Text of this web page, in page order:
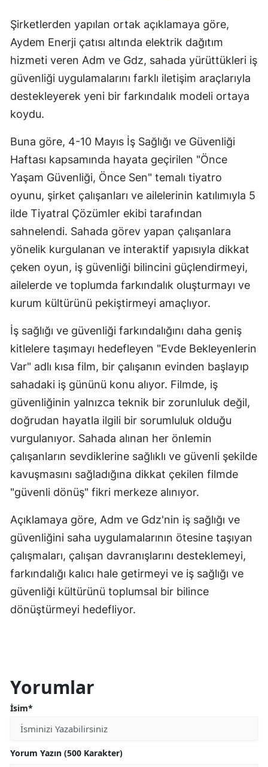
Şirketlerden yapılan ortak açıklamaya göre,
Aydem Enerji çatısı altında elektrik dağıtım
hizmeti veren Adm ve Gdz, sahada yürüttükleri iş
güvenliği uygulamalarını farklı iletişim araçlarıyla
destekleyerek yeni bir farkındalık modeli ortaya
koydu.
Buna göre, 4-10 Mayıs İş Sağlığı ve Güvenliği
Haftası kapsamında hayata geçirilen "Önce
Yaşam Güvenliği, Önce Sen" temalı tiyatro
oyunu, şirket çalışanları ve ailelerinin katılımıyla 5
ilde Tiyatral Çözümler ekibi tarafından
sahnelendi. Sahada görev yapan çalışanlara
yönelik kurgulanan ve interaktif yapısıyla dikkat
çeken oyun, iş güvenliği bilincini güçlendirmeyi,
ailelerde ve toplumda farkındalık oluşturmayı ve
kurum kültürünü pekiştirmeyi amaçlıyor.
İş sağlığı ve güvenliği farkındalığını daha geniş
kitlelere taşımayı hedefleyen "Evde Bekleyenlerin
Var" adlı kısa film, bir çalışanın evinden başlayıp
sahadaki iş gününü konu alıyor. Filmde, iş
güvenliğinin yalnızca teknik bir zorunluluk değil,
doğrudan hayatla ilgili bir sorumluluk olduğu
vurgulanıyor. Sahada alınan her önlemin
çalışanların sevdiklerine sağlıklı ve güvenli şekilde
kavuşmasını sağladığına dikkat çekilen filmde
"güvenli dönüş" fikri merkeze alınıyor.
Açıklamaya göre, Adm ve Gdz'nin iş sağlığı ve
güvenliğini saha uygulamalarının ötesine taşıyan
çalışmaları, çalışan davranışlarını desteklemeyi,
farkındalığı kalıcı hale getirmeyi ve iş sağlığı ve
güvenliği kültürünü toplumsal bir bilince
dönüştürmeyi hedefliyor.
Yorumlar
İsim*
Yorum Yazın (500 Karakter)